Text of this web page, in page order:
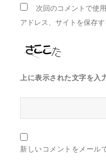
次回のコメントで使
アドレス、サイトを保存す
上に表示された文字を入
新しいコメントをメール